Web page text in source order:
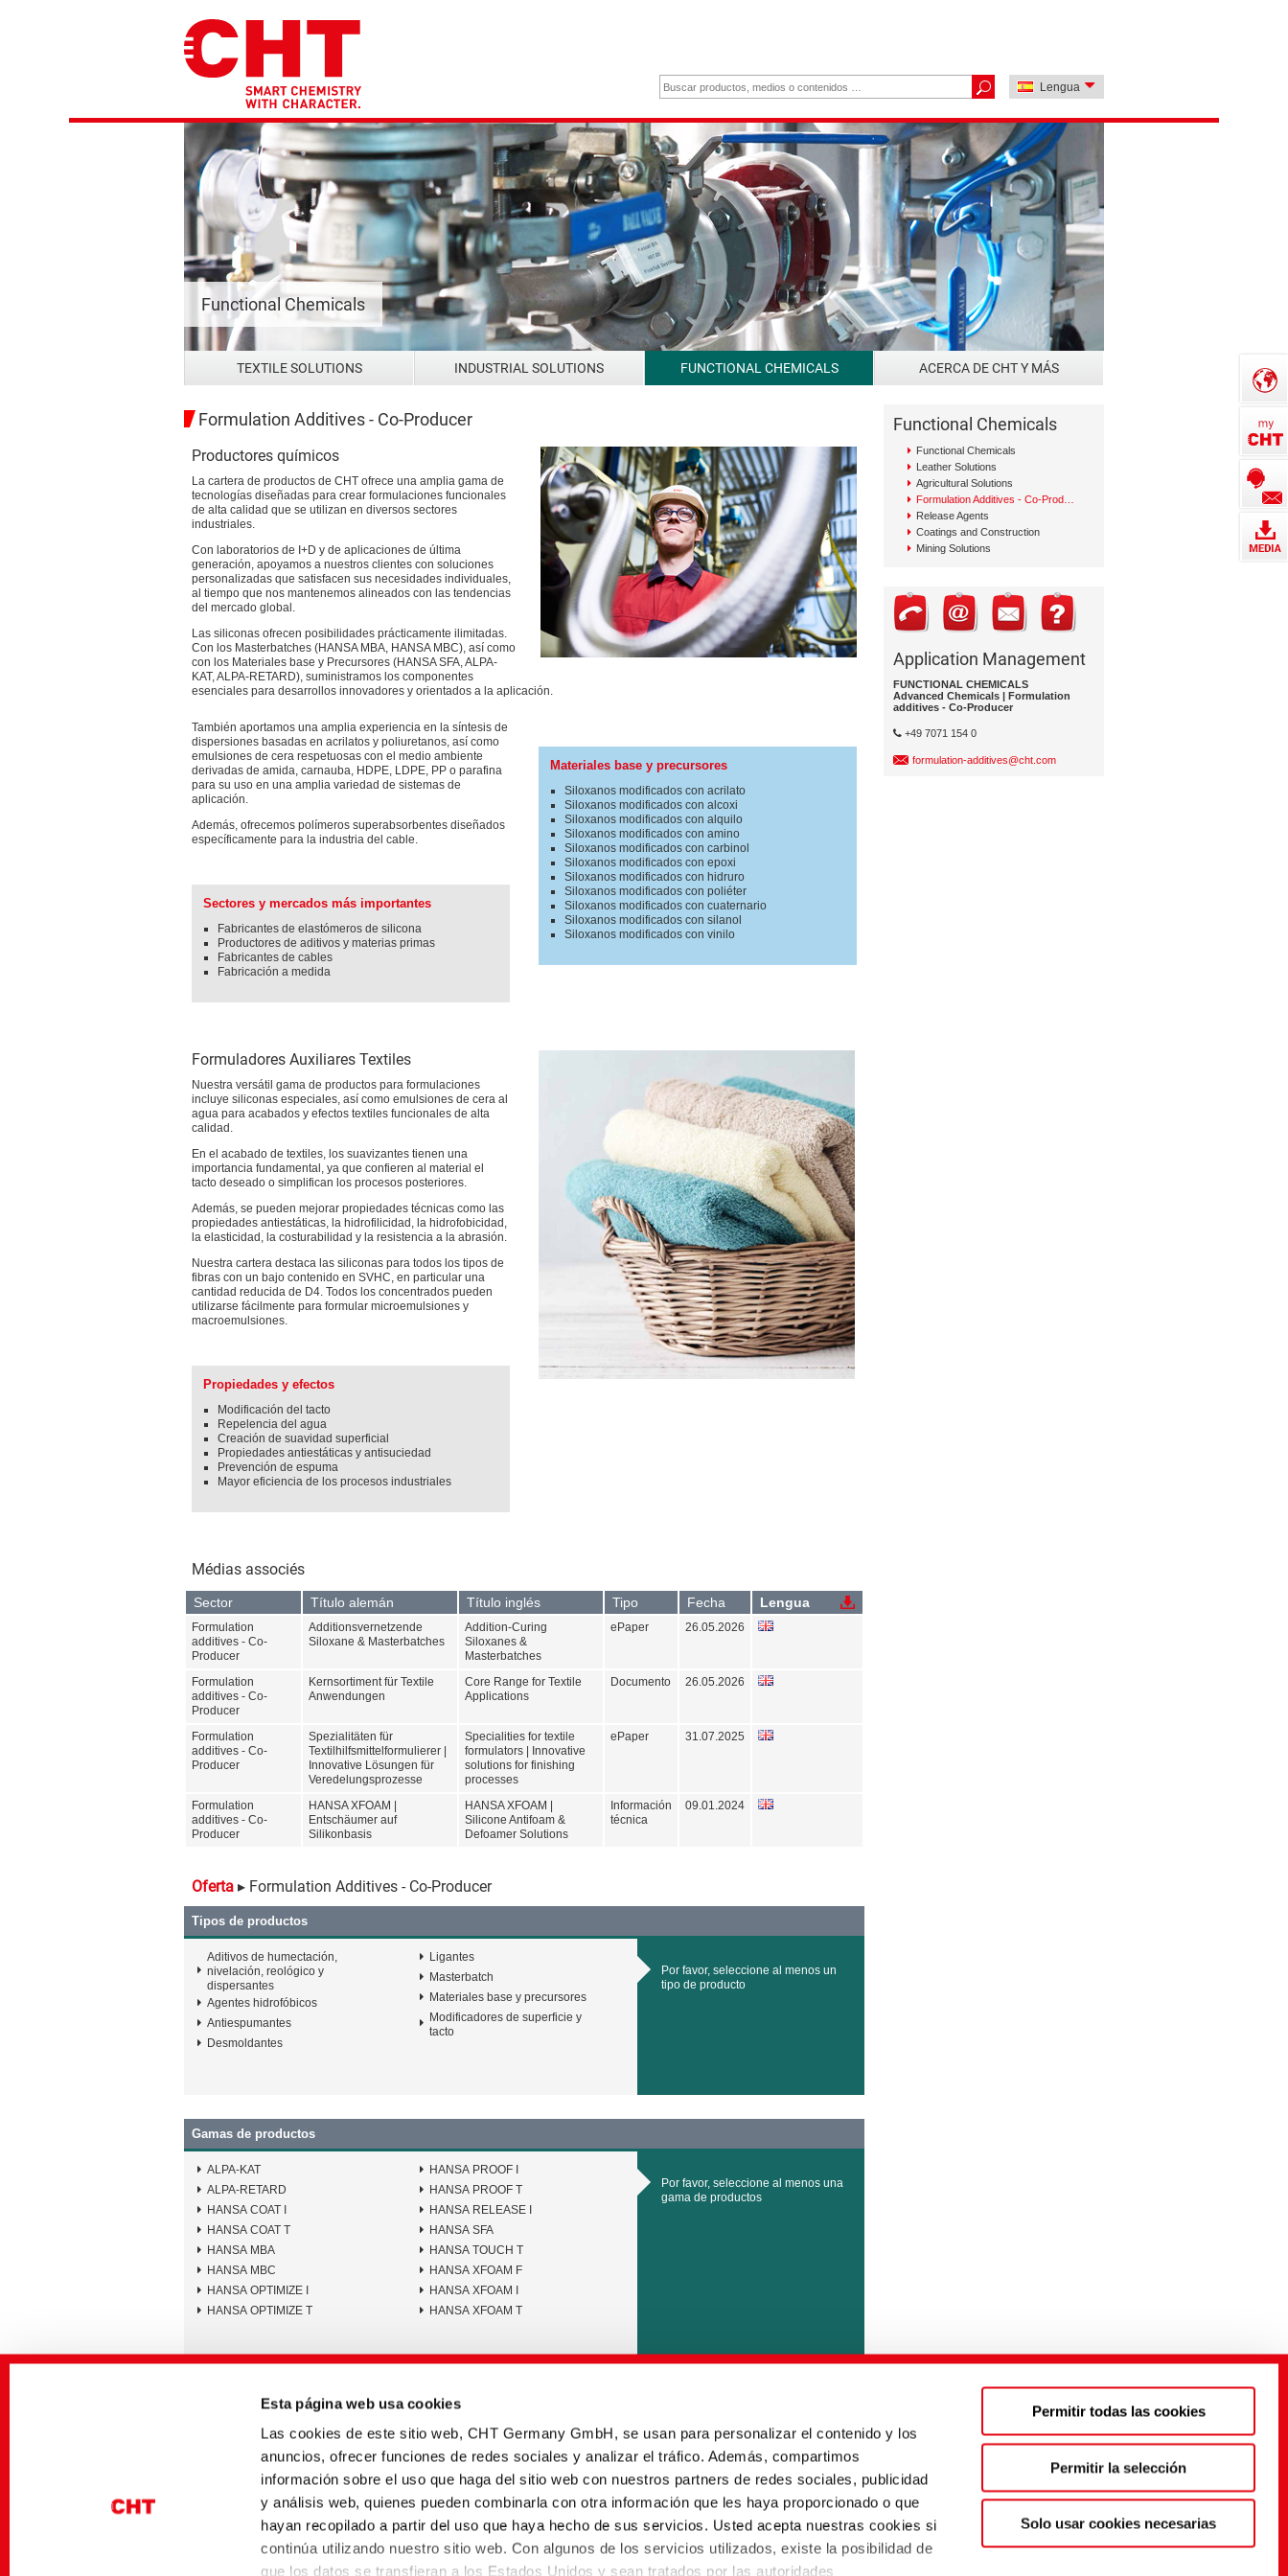
Esta página web usa cookies
Las cookies de este sitio web, CHT Germany GmbH, se usan para personalizar el contenido y los
anuncios, ofrecer funciones de redes sociales y analizar el tráfico. Además, compartimos
información sobre el uso que haga del sitio web con nuestros partners de redes sociales, publicidad
y análisis web, quienes pueden combinarla con otra información que les haya proporcionado o que
hayan recopilado a partir del uso que haya hecho de sus servicios. Usted acepta nuestras cookies si
continúa utilizando nuestro sitio web. Con algunos de los servicios utilizados, existe la posibilidad de
que los datos se transfieran a los Estados Unidos y sean tratados por las autoridades
Permitir todas las cookies
Permitir la selección
Solo usar cookies necesarias
Lengua
Functional Chemicals
TEXTILE SOLUTIONS INDUSTRIAL SOLUTIONS FUNCTIONAL CHEMICALS ACERCA DE CHT Y MÁS
Formulation Additives - Co-Producer
Productores químicos
La cartera de productos de CHT ofrece una amplia gama de
tecnologías diseñadas para crear formulaciones funcionales
de alta calidad que se utilizan en diversos sectores
industriales.
Con laboratorios de I+D y de aplicaciones de última
generación, apoyamos a nuestros clientes con soluciones
personalizadas que satisfacen sus necesidades individuales,
al tiempo que nos mantenemos alineados con las tendencias
del mercado global.
Las siliconas ofrecen posibilidades prácticamente ilimitadas.
Con los Masterbatches (HANSA MBA, HANSA MBC), así como
con los Materiales base y Precursores (HANSA SFA, ALPA-
KAT, ALPA-RETARD), suministramos los componentes
esenciales para desarrollos innovadores y orientados a la aplicación.
También aportamos una amplia experiencia en la síntesis de
dispersiones basadas en acrilatos y poliuretanos, así como
emulsiones de cera respetuosas con el medio ambiente
derivadas de amida, carnauba, HDPE, LDPE, PP o parafina
para su uso en una amplia variedad de sistemas de
aplicación.
Además, ofrecemos polímeros superabsorbentes diseñados
específicamente para la industria del cable.
Sectores y mercados más importantes
Fabricantes de elastómeros de silicona
Productores de aditivos y materias primas
Fabricantes de cables
Fabricación a medida
Materiales base y precursores
Siloxanos modificados con acrilato
Siloxanos modificados con alcoxi
Siloxanos modificados con alquilo
Siloxanos modificados con amino
Siloxanos modificados con carbinol
Siloxanos modificados con epoxi
Siloxanos modificados con hidruro
Siloxanos modificados con poliéter
Siloxanos modificados con cuaternario
Siloxanos modificados con silanol
Siloxanos modificados con vinilo
Formuladores Auxiliares Textiles
Nuestra versátil gama de productos para formulaciones
incluye siliconas especiales, así como emulsiones de cera al
agua para acabados y efectos textiles funcionales de alta
calidad.
En el acabado de textiles, los suavizantes tienen una
importancia fundamental, ya que confieren al material el
tacto deseado o simplifican los procesos posteriores.
Además, se pueden mejorar propiedades técnicas como las
propiedades antiestáticas, la hidrofilicidad, la hidrofobicidad,
la elasticidad, la costurabilidad y la resistencia a la abrasión.
Nuestra cartera destaca las siliconas para todos los tipos de
fibras con un bajo contenido en SVHC, en particular una
cantidad reducida de D4. Todos los concentrados pueden
utilizarse fácilmente para formular microemulsiones y
macroemulsiones.
Propiedades y efectos
Modificación del tacto
Repelencia del agua
Creación de suavidad superficial
Propiedades antiestáticas y antisuciedad
Prevención de espuma
Mayor eficiencia de los procesos industriales
Médias associés
Sector Título alemán Título inglés Tipo Fecha Lengua
Formulation
additives - Co-
Producer
Additionsvernetzende
Siloxane & Masterbatches
Addition-Curing
Siloxanes &
Masterbatches
ePaper 26.05.2026
Formulation
additives - Co-
Producer
Kernsortiment für Textile
Anwendungen
Core Range for Textile
Applications
Documento 26.05.2026
Formulation
additives - Co-
Producer
Spezialitäten für
Textilhilfsmittelformulierer |
Innovative Lösungen für
Veredelungsprozesse
Specialities for textile
formulators | Innovative
solutions for finishing
processes
ePaper 31.07.2025
Formulation
additives - Co-
Producer
HANSA XFOAM |
Entschäumer auf
Silikonbasis
HANSA XFOAM |
Silicone Antifoam &
Defoamer Solutions
Información
técnica
09.01.2024
Oferta ▸ Formulation Additives - Co-Producer
Tipos de productos
Aditivos de humectación,
nivelación, reológico y
dispersantes
Agentes hidrofóbicos
Antiespumantes
Desmoldantes
Ligantes
Masterbatch
Materiales base y precursores
Modificadores de superficie y
tacto
Por favor, seleccione al menos un
tipo de producto
Gamas de productos
ALPA-KAT
ALPA-RETARD
HANSA COAT I
HANSA COAT T
HANSA MBA
HANSA MBC
HANSA OPTIMIZE I
HANSA OPTIMIZE T
HANSA PROOF I
HANSA PROOF T
HANSA RELEASE I
HANSA SFA
HANSA TOUCH T
HANSA XFOAM F
HANSA XFOAM I
HANSA XFOAM T
Por favor, seleccione al menos una
gama de productos
Standards and Labels
Por favor, seleccione al menos un
label de producto
Functional Chemicals
Functional Chemicals
Leather Solutions
Agricultural Solutions
Formulation Additives - Co-Producer
Release Agents
Coatings and Construction
Mining Solutions
Application Management
FUNCTIONAL CHEMICALS
Advanced Chemicals | Formulation
additives - Co-Producer
+49 7071 154 0
formulation-additives@cht.com